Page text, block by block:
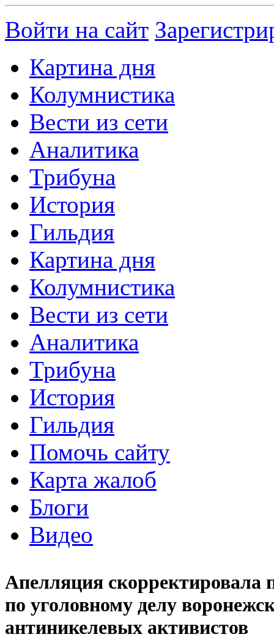
Войти на сайт
Картина дня
Колумнистика
Вести из сети
Аналитика
Трибуна
История
Гильдия
Картина дня
Колумнистика
Вести из сети
Аналитика
Трибуна
История
Гильдия
Помочь сайту
Карта жалоб
Блоги
Видео
Апелляция скорректировала
по уголовному делу
антиникелевых активистов